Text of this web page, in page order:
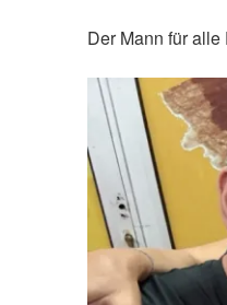
Der Mann für